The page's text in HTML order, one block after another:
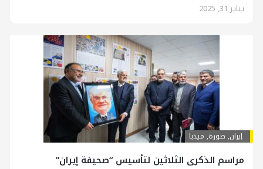
يناير 31, 2025
إيران, صورة, ميديا
مراسم الذكرى الثلاثين لتأسيس “صحيفة إيران”